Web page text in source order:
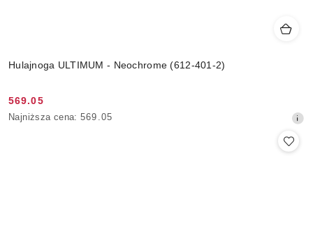
Hulajnoga ULTIMUM - Neochrome (612-401-2)
Cena
promocyjna:
569.05
Najniższa
Najniższa cena: 569.05